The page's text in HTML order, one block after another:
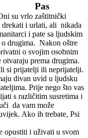
Pas
su vrlo zaštitnički
drekati i urlati, ali nikada
i pate sa ljudskim
drugima. Nakon oštre
o svojim osobnim
prema drugima.
si prijatelji ili neprijatelji.
divan uvid u ljudsku
Prije nego što vas
s različitim susretima i
da vam može
Ako ih trebate, Psi
opustiti i uživati u svom